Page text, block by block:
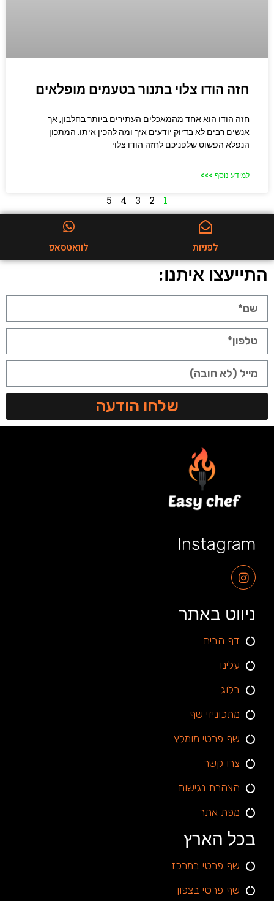
חזה הודו צלוי בתנור בטעמים מופלאים
חזה הודו הוא אחד מהמאכלים העתירים ביותר בחלבון, אך
אנשים רבים לא בדיוק יודעים איך ומה להכין איתו. המתכון
הנפלא הפשוט שלפניכם לחזה הודו צלוי
למידע נוסף >>>
1
2
3
4
5
לפניות לוואטסאפ
התייעצו איתנו:
שלחו הודעה
Instagram
ניווט באתר
דף הבית
עלינו
בלוג
מתכוניזי שף
שף פרטי מומלץ
צרו קשר
הצהרת נגישות
מפת אתר
בכל הארץ
שף פרטי במרכז
שף פרטי בצפון